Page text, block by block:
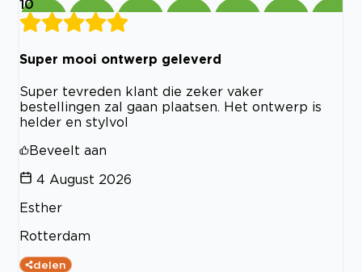
10
Super mooi ontwerp geleverd
Super tevreden klant die zeker vaker
bestellingen zal gaan plaatsen. Het ontwerp is
helder en stylvol
Beveelt aan
4 August 2026
Esther
Rotterdam
delen